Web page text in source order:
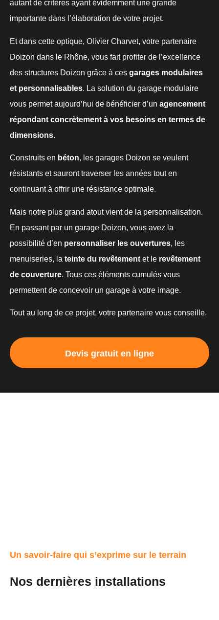
autant de critères ayant évidemment une grande
importante dans l’élaboration de votre projet.
Et dans cette optique, Olivier Charvet, votre partenaire
Doizon dans le Rhône, vous fait profiter de l’excellence
des structures Doizon grâce à ces garages modulaires
et personnalisables. La solution du garage modulaire
vous permet aujourd’hui de bénéficier d’un agencement
répondant concrètement à vos besoins en termes de
dimensions.
Construits en béton, les garages Doizon se veulent
résistants et sauront traverser les années tout en
continuant à offrir une résistance optimale.
Mais notre plus grand atout vient de la personnalisation.
En passant par un garage Doizon, vous avez la
possibilité d’en personnaliser les ouvertures, les
menuiseries, la teinte du revêtement et le revêtement
de couverture. Tous ces éléments cumulés vous
permettent de concevoir un garage à votre image.
Tout au long de ce projet, votre partenaire vous conseille.
Devis gratuit en ligne
Un savoir-faire qui s’exprime sur le terrain
Nos dernières installations